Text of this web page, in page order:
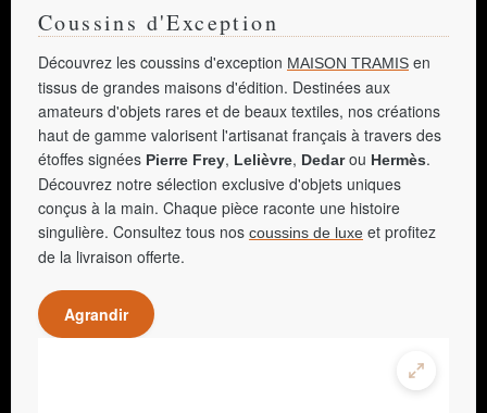
Coussins d'Exception
Découvrez les coussins d'exception MAISON TRAMIS en
tissus de grandes maisons d'édition. Destinées aux
amateurs d'objets rares et de beaux textiles, nos créations
haut de gamme valorisent l'artisanat français à travers des
étoffes signées Pierre Frey, Lelièvre, Dedarou Hermès.
Découvrez notre sélection exclusive d'objets uniques
conçus à la main. Chaque pièce raconte une histoire
singulière. Consultez tous nos coussins de luxe et profitez
de la livraison offerte.
Agrandir